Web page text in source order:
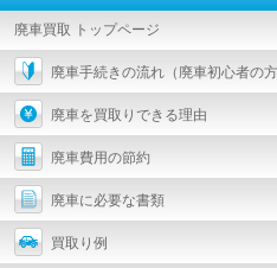
廃車買取 トップページ
廃車手続きの流れ（廃車初心者の方
廃車を買取りできる理由
廃車費用の節約
廃車に必要な書類
買取り例